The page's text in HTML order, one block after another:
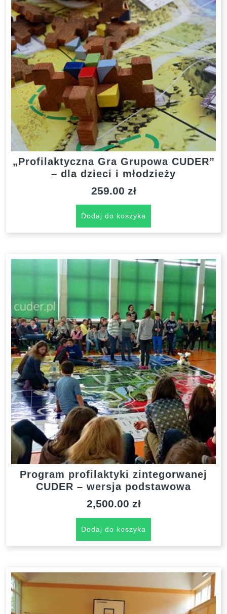
„Profilaktyczna Gra Grupowa CUDER”
– dla dzieci i młodzieży
259.00 zł
Dodaj do koszyka
Program profilaktyki zintegorwanej
CUDER – wersja podstawowa
2,500.00 zł
Dodaj do koszyka